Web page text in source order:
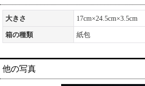
大きさ 17cm×24.5cm×3.5cm
箱の種類 紙包
他の写真